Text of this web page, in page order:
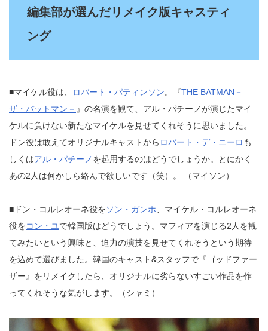
編集部が選んだリメイク版キャスティ
ング
■マイケル役は、 ロバート・パティンソン。『THE BATMAN－
ザ・バットマン－ 』の名演を観て、アル・パチーノが演じたマイ
ケルに負けない新たなマイケルを見せてくれそうに思いました。
ドン役は敢えてオリジナルキャストから ロバート・デ・ニーロ も
しくはアル・パチーノ を起用するのはどうでしょうか。とにかく
あの2人は何かしら絡んで欲しいです（笑）。 （マイソン）
■ドン・コルレオーネ役をソン・ガンホ 、マイケル・コルレオーネ
役をコン・ユで韓国版はどうでしょう。マフィアを演じる2人を観
てみたいという興味と、迫力の演技を見せてくれそうという期待
を込めて選びました。韓国のキャスト&スタッフで『ゴッドファー
ザー』をリメイクしたら、オリジナルに劣らないすごい作品を作
ってくれそうな気がします。（シャミ）